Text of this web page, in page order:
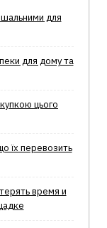
для
для дому та
цього
їх перевозить
время и